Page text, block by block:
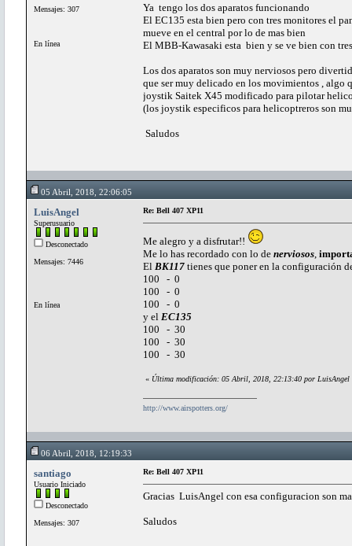
Mensajes: 307
En línea
Ya tengo los dos aparatos funcionando
El EC135 esta bien pero con tres monitores el
mueve en el central
El MBB-Kawasaki esta bien y se ve bien con
Los dos aparatos son muy nerviosos pero
que ser muy delicado en los movimientos , algo
joystik Saitek X45 modificado para pilotar
(los joystik especificos para helicoptreros son
05 Abril, 2018, 22:06:05
LuisAngel
Superusuario
Desconectado
Mensajes: 7446
En línea
Re: Bell 407 XP11
Me alegro y a disfrutar!!
Me lo has recordado con lo de nerviosos
El BK117 tienes que poner en la configuración
100 - 0
100 - 0
100 - 0
y el EC135
100 - 30
100 - 30
100 - 30
« Última modificación: 05 Abril, 2018, 22:13:40 por LuisAngel
http://www.airspotters.org/
06 Abril, 2018, 12:19:33
santiago
Usuario Iniciado
Desconectado
Mensajes: 307
Re: Bell 407 XP11
Gracias LuisAngel con esa configuracion son
Saludos